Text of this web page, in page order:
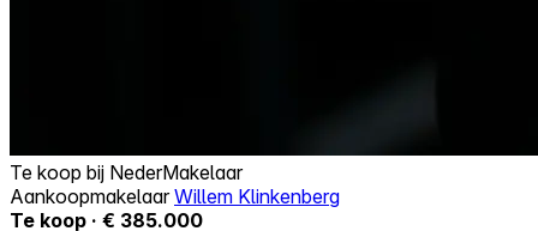
Te koop bij NederMakelaar
AankoopmakelaarWillem Klinkenberg
Te koop · € 385.000